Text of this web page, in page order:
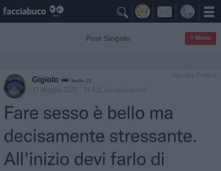

Post Singolo ≡ Menu
Vaccata Erotica
Gigiolo livello 13
17 Maggio 2022 - 21.611 visualizzazioni